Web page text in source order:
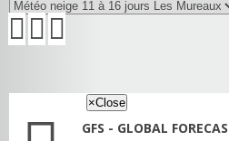
×Close
GFS - GLOBAL